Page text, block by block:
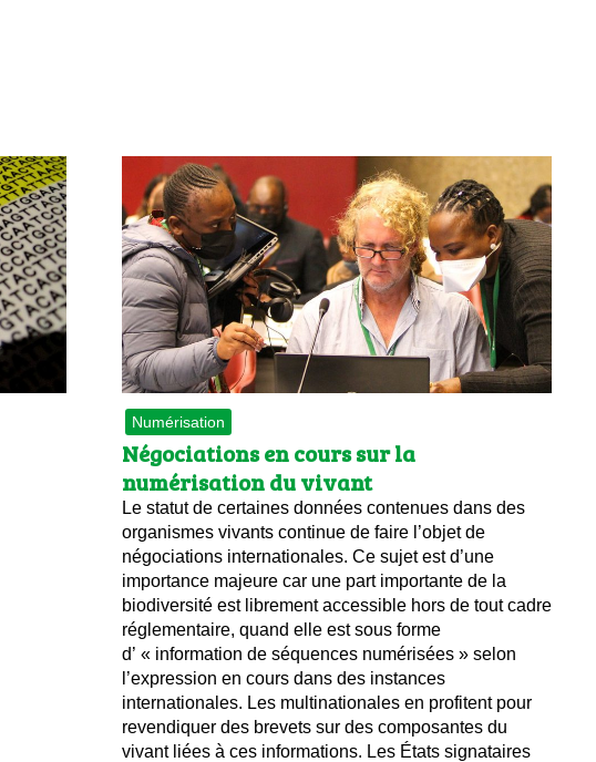
Numérisation
Négociations en cours sur la
numérisation du vivant
Le statut de certaines données contenues dans des
organismes vivants continue de faire l’objet de
négociations internationales. Ce sujet est d’une
importance majeure car une part importante de la
biodiversité est librement accessible hors de tout cadre
réglementaire, quand elle est sous forme
d’ « information de séquences numérisées » selon
l’expression en cours dans des instances
internationales. Les multinationales en profitent pour
revendiquer des brevets sur des composantes du
vivant liées à ces informations. Les États signataires